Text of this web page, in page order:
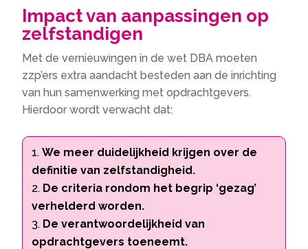
Impact van aanpassingen op
zelfstandigen
Met de vernieuwingen in de wet DBA moeten
zzp’ers extra aandacht besteden aan de inrichting
van hun samenwerking met opdrachtgevers.
Hierdoor wordt verwacht dat:
We meer duidelijkheid krijgen over de
definitie van zelfstandigheid.
De criteria rondom het begrip ‘gezag’
verhelderd worden.
De verantwoordelijkheid van
opdrachtgevers toeneemt.